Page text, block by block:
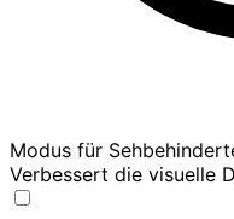
Modus für
Verbessert die visuelle